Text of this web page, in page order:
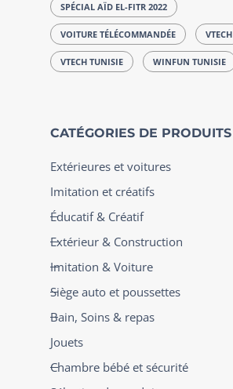
SPÉCIAL AÏD EL-FITR 2022
VOITURE TÉLÉCOMMANDÉE VTECH
VTECH TUNISIE WINFUN TUNISIE
CATÉGORIES DE PRODUITS
Extérieures et voitures
Imitation et créatifs
Éducatif & Créatif
Extérieur & Construction
Imitation & Voiture
Siège auto et poussettes
Bain, Soins & repas
Jouets
Chambre bébé et sécurité